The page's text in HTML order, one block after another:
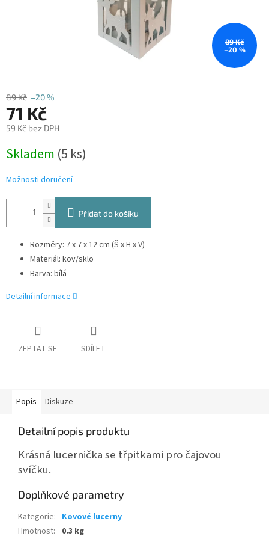
89 Kč
–20 %
89 Kč –20 %
71 Kč
59 Kč bez DPH
cena:
Skladem (5 ks)
Možnosti doručení
Přidat do košíku
Rozměry: 7x 7 x 12 cm (Š x H x V)
Materiál: kov/sklo
Barva: bílá
Detailní informace
ZEPTAT SE SDÍLET
Popis Diskuze
Detailní popis produktu
Krásná lucernička se třpitkami pro čajovou
svíčku.
Doplňkové parametry
Kategorie: Kovové lucerny
Hmotnost: 0.3 kg